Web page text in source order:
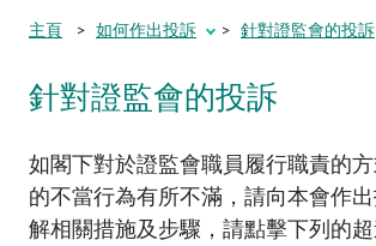
監管職能
規則及標準
資料庫
主頁 如何作出投訴 針對證監會的投訴
針對證監會的投訴
如閣下對於證監會職員履行職責的
的不當行為有所不滿，請向本會作
解相關措施及步驟，請點擊下列的超